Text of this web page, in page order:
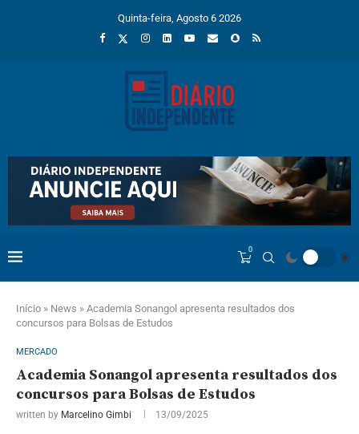
Quinta-feira, Agosto 6 2026
0
Início » News » Academia Sonangol apresenta resultados dos
concursos para Bolsas de Estudos
MERCADO
Academia Sonangol apresenta resultados dos
concursos para Bolsas de Estudos
written by Marcelino Gimbi 13/09/2025